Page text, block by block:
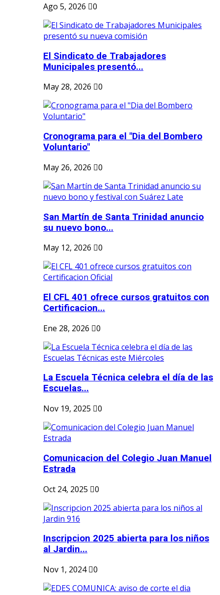
Ago 5, 2026
0
El Sindicato de Trabajadores
Municipales presentó...
May 28, 2026
0
Cronograma para el "Dia del Bombero
Voluntario"
May 26, 2026
0
San Martín de Santa Trinidad anuncio
su nuevo bono...
May 12, 2026
0
El CFL 401 ofrece cursos gratuitos con
Certificacion...
Ene 28, 2026
0
La Escuela Técnica celebra el día de las
Escuelas...
Nov 19, 2025
0
Comunicacion del Colegio Juan Manuel
Estrada
Oct 24, 2025
0
Inscripcion 2025 abierta para los niños
al Jardin...
Nov 1, 2024
0